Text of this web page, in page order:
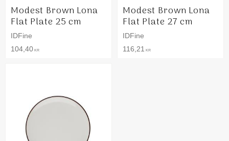
Modest Brown Lona
Flat Plate 25 cm
IDFine
104,40 KR
Modest Brown Lona
Flat Plate 27 cm
IDFine
116,21 KR